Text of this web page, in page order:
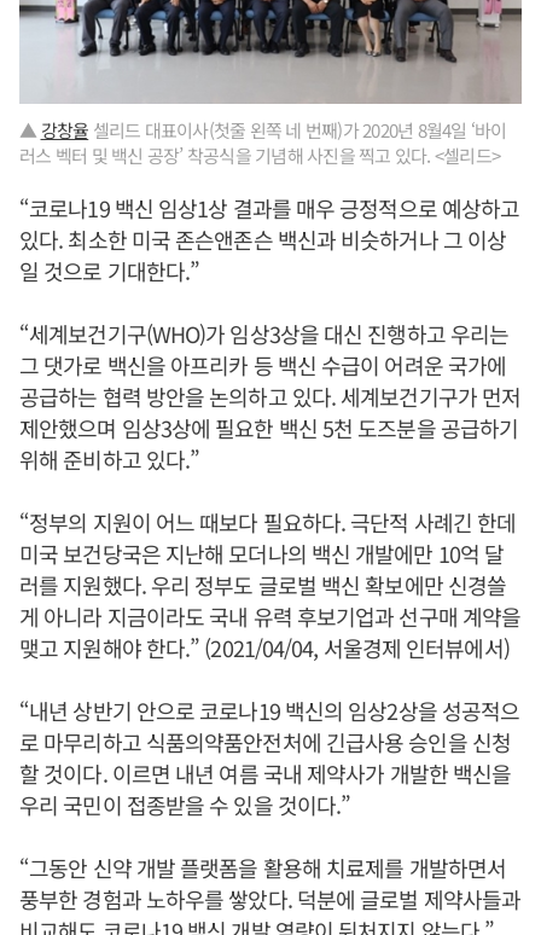
▲ 강창율 셀리드 대표이사(첫줄 왼쪽 네 번째)가 2020년 8월4일 ‘바이
러스 벡터 및 백신 공장’ 착공식을 기념해 사진을 찍고 있다. <셀리드>
“코로나19 백신 임상1상 결과를 매우 긍정적으로 예상하고
있다. 최소한 미국 존슨앤존슨 백신과 비슷하거나 그 이상
일 것으로 기대한다.”
“세계보건기구(WHO)가 임상3상을 대신 진행하고 우리는
그 댓가로 백신을 아프리카 등 백신 수급이 어려운 국가에
공급하는 협력 방안을 논의하고 있다. 세계보건기구가 먼저
제안했으며 임상3상에 필요한 백신 5천 도즈분을 공급하기
위해 준비하고 있다.”
“정부의 지원이 어느 때보다 필요하다. 극단적 사례긴 한데
미국 보건당국은 지난해 모더나의 백신 개발에만 10억 달
러를 지원했다. 우리 정부도 글로벌 백신 확보에만 신경쓸
게 아니라 지금이라도 국내 유력 후보기업과 선구매 계약을
맺고 지원해야 한다.” (2021/04/04, 서울경제 인터뷰에서)
“내년 상반기 안으로 코로나19 백신의 임상2상을 성공적으
로 마무리하고 식품의약품안전처에 긴급사용 승인을 신청
할 것이다. 이르면 내년 여름 국내 제약사가 개발한 백신을
우리 국민이 접종받을 수 있을 것이다.”
“그동안 신약 개발 플랫폼을 활용해 치료제를 개발하면서
풍부한 경험과 노하우를 쌓았다. 덕분에 글로벌 제약사들과